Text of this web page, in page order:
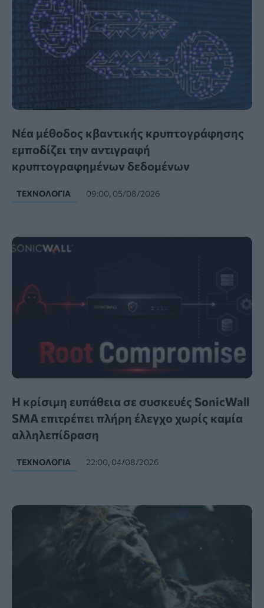
Νέα μέθοδος κβαντικής κρυπτογράφησης
εμποδίζει την αντιγραφή
κρυπτογραφημένων δεδομένων
ΤΕΧΝΟΛΟΓΊΑ 09:00, 05/08/2026
Η κρίσιμη ευπάθεια σε συσκευές SonicWall
SMA επιτρέπει πλήρη έλεγχο χωρίς καμία
αλληλεπίδραση
ΤΕΧΝΟΛΟΓΊΑ 22:00, 04/08/2026